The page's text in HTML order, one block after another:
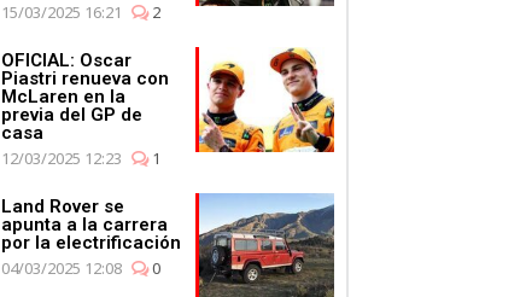
15/03/2025 16:21
2
OFICIAL: Oscar
Piastri renueva con
McLaren en la
previa del GP de
casa
12/03/2025 12:23
1
Land Rover se
apunta a la carrera
por la electrificación
04/03/2025 12:08
0